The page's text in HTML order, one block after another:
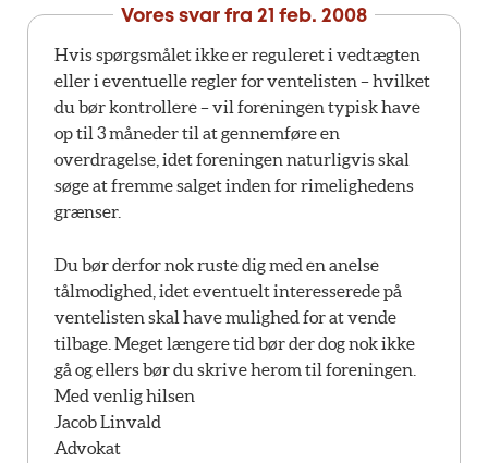
Vores svar fra 21 feb. 2008
Hvis spørgsmålet ikke er reguleret i vedtægten
eller i eventuelle regler for ventelisten – hvilket
du bør kontrollere – vil foreningen typisk have
op til 3 måneder til at gennemføre en
overdragelse, idet foreningen naturligvis skal
søge at fremme salget inden for rimelighedens
grænser.
Du bør derfor nok ruste dig med en anelse
tålmodighed, idet eventuelt interesserede på
ventelisten skal have mulighed for at vende
tilbage. Meget længere tid bør der dog nok ikke
gå og ellers bør du skrive herom til foreningen.
Med venlig hilsen
Jacob Linvald
Advokat